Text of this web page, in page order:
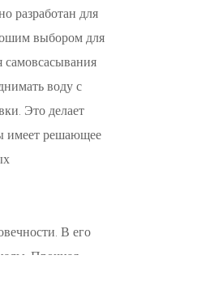
разработан для
выбором для
самовсасывания
воду с
Это делает
имеет решающее
В его
Прочная